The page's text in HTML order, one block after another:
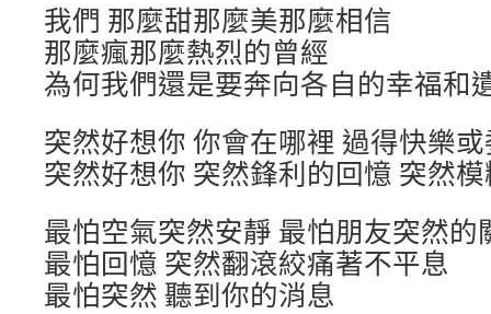
我們 那麼甜那麼美那麼相信
那麼瘋那麼熱烈的曾經
為何我們還是要奔向各自的幸福和
突然好想你 你會在哪裡 過得快樂
突然好想你 突然鋒利的回憶 突然
最怕空氣突然安靜 最怕朋友突然的
最怕回憶 突然翻滾絞痛著不平息
最怕突然 聽到你的消息